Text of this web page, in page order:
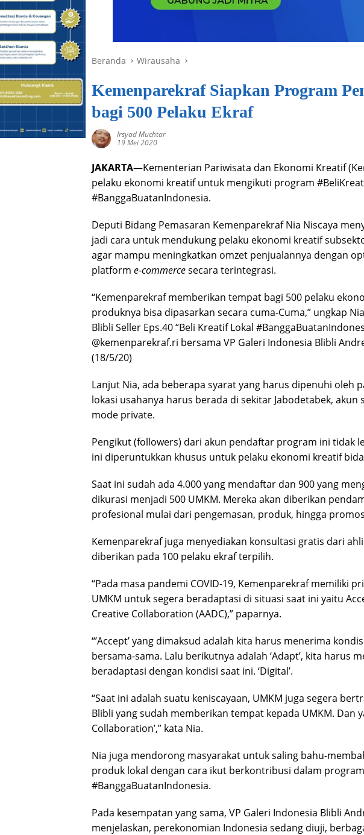
Beranda Wirausaha
Kemenparekraf Siapkan Program
bagi 500 Pelaku Ekraf
Irsyad Muchtar
19 Mei 2020
JAKARTA—Kementerian Pariwisata dan Ekonomi Kreatif
pelaku ekonomi kreatif untuk mengikuti program
#BanggaBuatanIndonesia.
Deputi Bidang Pemasaran Kemenparekraf Nia Niscaya
jadi cara untuk mendukung pelaku ekonomi kreatif
agar mampu meningkatkan omzet penjualannya dengan
platform e-commercesecara terintegrasi.
“Kemenparekraf memberikan tempat bagi 500 pelaku
produknya bisa dipasarkan secara cuma-Cuma,” ungkap
Blibli Seller Eps.40 “Beli Kreatif Lokal
@kemenparekraf.ri bersama VP Galeri Indonesia Blibli
(18/5/20)
Lanjut Nia, ada beberapa syarat yang harus dipenuhi oleh
lokasi usahanya harus berada di sekitar Jabodetabek, akun
mode private.
Pengikut (followers) dari akun pendaftar program ini tidak
ini diperuntukkan khusus untuk pelaku ekonomi kreatif
Saat ini sudah ada 4.000 yang mendaftar dan 900 yang
dikurasi menjadi 500 UMKM. Mereka akan diberikan
profesional mulai dari pengemasan, produk, hingga
Kemenparekraf juga menyediakan konsultasi gratis dari
diberikan pada 100 pelaku ekraf terpilih.
“Pada masa pandemi COVID-19, Kemenparekraf memiliki
UMKM untuk segera beradaptasi di situasi saat ini yaitu
Creative Collaboration (AADC),” paparnya.
“’Accept’ yang dimaksud adalah kita harus menerima
bersama-sama. Lalu berikutnya adalah ‘Adapt’, kita harus
beradaptasi dengan kondisi saat ini. ‘Digital’.
“Saat ini adalah suatu keniscayaan, UMKM juga segera
Blibli yang sudah memberikan tempat kepada UMKM. Dan
Collaboration’,” kata Nia.
Nia juga mendorong masyarakat untuk saling bahu-
produk lokal dengan cara ikut berkontribusi dalam
#BanggaBuatanIndonesia.
Pada kesempatan yang sama, VP Galeri Indonesia Blibli
menjelaskan, perekonomian Indonesia sedang diuji,